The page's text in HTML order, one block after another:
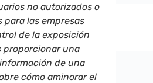
no autorizados o
para las empresas
de la exposición
proporcionar una
de una
cómo aminorar el